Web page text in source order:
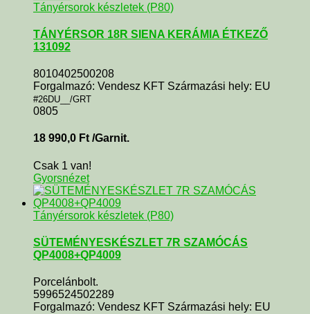
Tányérsorok készletek (P80)
TÁNYÉRSOR 18R SIENA KERÁMIA ÉTKEZŐ
131092
8010402500208
Forgalmazó: Vendesz KFT Származási hely: EU
#26DU__/GRT
0805
18 990,0 Ft /Garnit.
Csak 1 van!
Gyorsnézet
Tányérsorok készletek (P80)
SÜTEMÉNYESKÉSZLET 7R SZAMÓCÁS
QP4008+QP4009
Porcelánbolt.
5996524502289
Forgalmazó: Vendesz KFT Származási hely: EU